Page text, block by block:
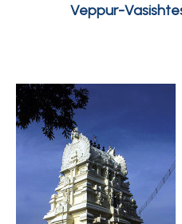
Veppur-